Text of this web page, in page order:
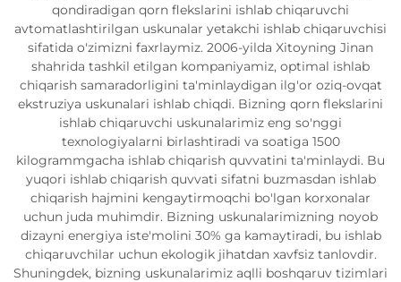
qondiradigan qorn flekslarini ishlab chiqaruvchi
avtomatlashtirilgan uskunalar yetakchi ishlab chiqaruvchisi
sifatida o'zimizni faxrlaymiz. 2006-yilda Xitoyning Jinan
shahrida tashkil etilgan kompaniyamiz, optimal ishlab
chiqarish samaradorligini ta'minlaydigan ilg'or oziq-ovqat
ekstruziya uskunalari ishlab chiqdi. Bizning qorn flekslarini
ishlab chiqaruvchi uskunalarimiz eng so'nggi
texnologiyalarni birlashtiradi va soatiga 1500
kilogrammgacha ishlab chiqarish quvvatini ta'minlaydi. Bu
yuqori ishlab chiqarish quvvati sifatni buzmasdan ishlab
chiqarish hajmini kengaytirmoqchi bo'lgan korxonalar
uchun juda muhimdir. Bizning uskunalarimizning noyob
dizayni energiya iste'molini 30% ga kamaytiradi, bu ishlab
chiqaruvchilar uchun ekologik jihatdan xavfsiz tanlovdir.
Shuningdek, bizning uskunalarimiz aqlli boshqaruv tizimlari